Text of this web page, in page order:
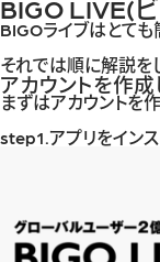
BIGO LIVE(
BIGOライブはとても
それでは順に解説を
アカウントを作成
まずはアカウントを作
step1.アプリをイン